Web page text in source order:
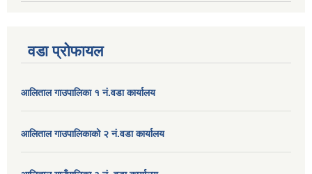
वडा प्रोफायल
आलिताल गाउपालिका १ नं.वडा कार्यालय
आलिताल गाउपालिकाको २ नं.वडा कार्यालय